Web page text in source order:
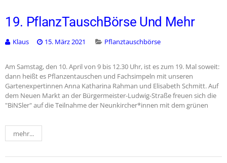
19. PflanzTauschBörse Und Mehr
Klaus 15. März 2021 Pflanztauschbörse
Am Samstag, den 10. April von 9 bis 12.30 Uhr, ist es zum 19. Mal soweit:
dann heißt es Pflanzentauschen und Fachsimpeln mit unseren
Gartenexpertinnen Anna Katharina Rahman und Elisabeth Schmitt. Auf
dem Neuen Markt an der Bürgermeister-Ludwig-Straße freuen sich die
"BiNSler" auf die Teilnahme der Neunkircher*innen mit dem grünen
mehr...